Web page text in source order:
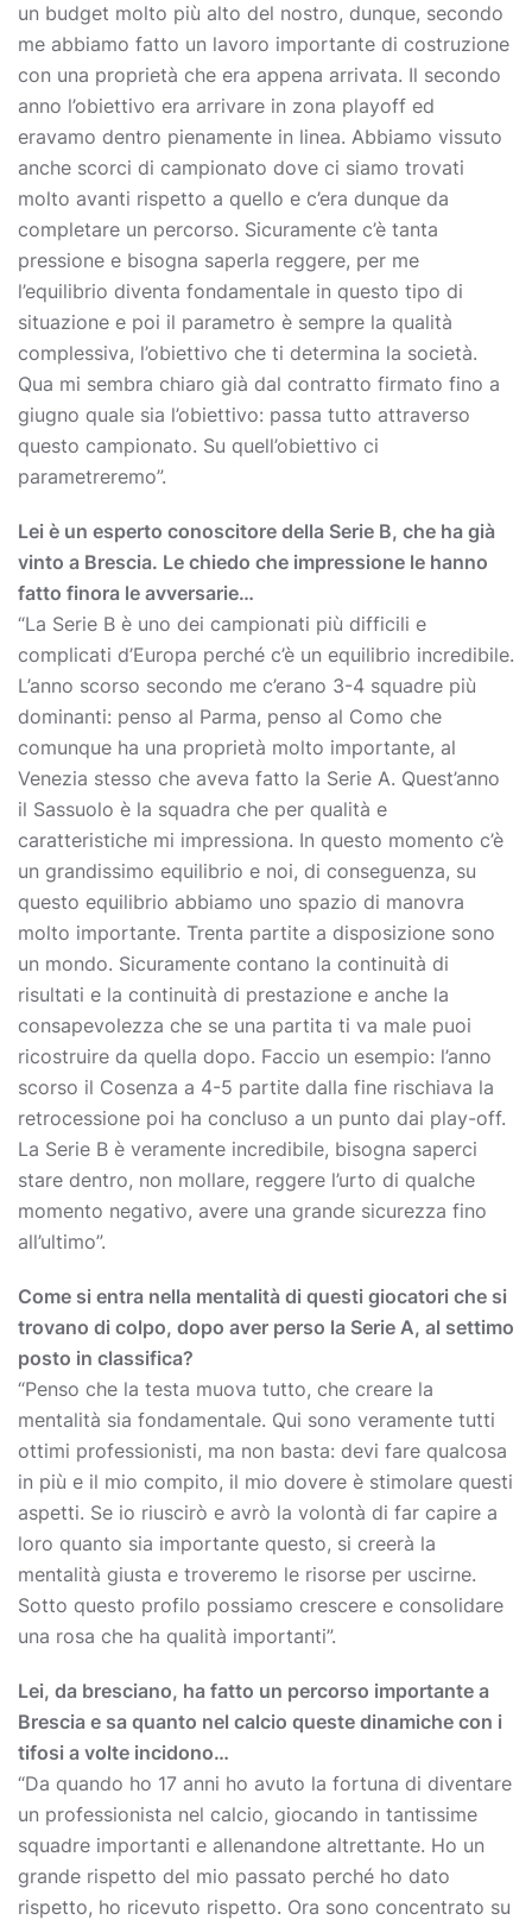
un budget molto più alto del nostro, dunque, secondo
me abbiamo fatto un lavoro importante di costruzione
con una proprietà che era appena arrivata. Il secondo
anno l’obiettivo era arrivare in zona playoff ed
eravamo dentro pienamente in linea. Abbiamo vissuto
anche scorci di campionato dove ci siamo trovati
molto avanti rispetto a quello e c’era dunque da
completare un percorso. Sicuramente c’è tanta
pressione e bisogna saperla reggere, per me
l’equilibrio diventa fondamentale in questo tipo di
situazione e poi il parametro è sempre la qualità
complessiva, l’obiettivo che ti determina la società.
Qua mi sembra chiaro già dal contratto firmato fino a
giugno quale sia l’obiettivo: passa tutto attraverso
questo campionato. Su quell’obiettivo ci
parametreremo”.
Lei è un esperto conoscitore della Serie B, che ha già
vinto a Brescia. Le chiedo che impressione le hanno
fatto finora le avversarie…
“La Serie B è uno dei campionati più difficili e
complicati d’Europa perché c’è un equilibrio incredibile.
L’anno scorso secondo me c’erano 3-4 squadre più
dominanti: penso al Parma, penso al Como che
comunque ha una proprietà molto importante, al
Venezia stesso che aveva fatto la Serie A. Quest’anno
il Sassuolo è la squadra che per qualità e
caratteristiche mi impressiona. In questo momento c’è
un grandissimo equilibrio e noi, di conseguenza, su
questo equilibrio abbiamo uno spazio di manovra
molto importante. Trenta partite a disposizione sono
un mondo. Sicuramente contano la continuità di
risultati e la continuità di prestazione e anche la
consapevolezza che se una partita ti va male puoi
ricostruire da quella dopo. Faccio un esempio: l’anno
scorso il Cosenza a 4-5 partite dalla fine rischiava la
retrocessione poi ha concluso a un punto dai play-off.
La Serie B è veramente incredibile, bisogna saperci
stare dentro, non mollare, reggere l’urto di qualche
momento negativo, avere una grande sicurezza fino
all’ultimo”.
Come si entra nella mentalità di questi giocatori che si
trovano di colpo, dopo aver perso la Serie A, al settimo
posto in classifica?
“Penso che la testa muova tutto, che creare la
mentalità sia fondamentale. Qui sono veramente tutti
ottimi professionisti, ma non basta: devi fare qualcosa
in più e il mio compito, il mio dovere è stimolare questi
aspetti. Se io riuscirò e avrò la volontà di far capire a
loro quanto sia importante questo, si creerà la
mentalità giusta e troveremo le risorse per uscirne.
Sotto questo profilo possiamo crescere e consolidare
una rosa che ha qualità importanti”.
Lei, da bresciano, ha fatto un percorso importante a
Brescia e sa quanto nel calcio queste dinamiche con i
tifosi a volte incidono…
“Da quando ho 17 anni ho avuto la fortuna di diventare
un professionista nel calcio, giocando in tantissime
squadre importanti e allenandone altrettante. Ho un
grande rispetto del mio passato perché ho dato
rispetto, ho ricevuto rispetto. Ora sono concentrato su